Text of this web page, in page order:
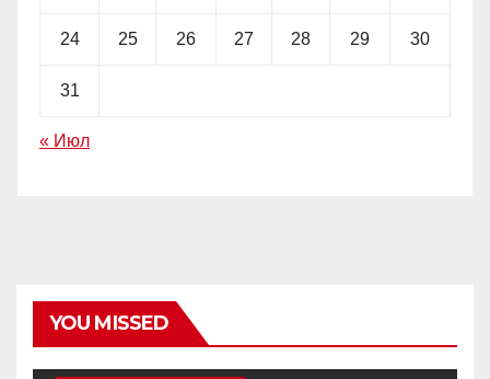
24 25 26 27 28 29 30
31
« Июл
YOU MISSED